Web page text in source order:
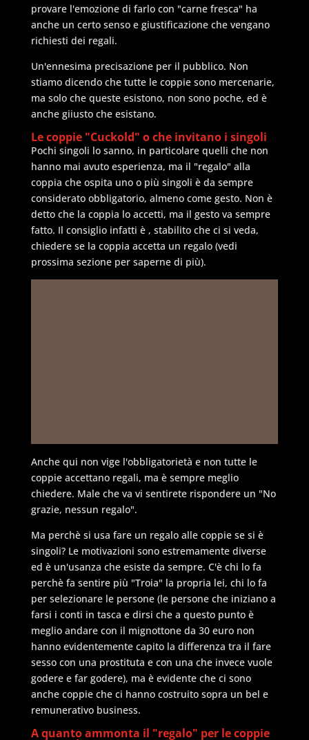
provare l'emozione di farlo con "carne fresca" ha
anche un certo senso e giustificazione che vengano
richiesti dei regali.
Un'ennesima precisazione per il pubblico. Non
stiamo dicendo che tutte le coppie sono mercenarie,
ma solo che queste esistono, non sono poche, ed è
anche giiusto che esistano.
Le coppie "Cuckold" o che invitano i singoli
Pochi singoli lo sanno, in particolare quelli che non
hanno mai avuto esperienza, ma il "regalo" alla
coppia che ospita uno o più singoli è da sempre
considerato obbligatorio, almeno come gesto. Non è
detto che la coppia lo accetti, ma il gesto va sempre
fatto. Il consiglio infatti è , stabilito che ci si veda,
chiedere se la coppia accetta un regalo (vedi
prossima sezione per saperne di più).
Anche qui non vige l'obbligatorietà e non tutte le
coppie accettano regali, ma è sempre meglio
chiedere. Male che va vi sentirete rispondere un "No
grazie, nessun regalo".
Ma perchè si usa fare un regalo alle coppie se si è
singoli? Le motivazioni sono estremamente diverse
ed è un'usanza che esiste da sempre. C'è chi lo fa
perchè fa sentire più "Troia" la propria lei, chi lo fa
per selezionare le persone (le persone che iniziano a
farsi i conti in tasca e dirsi che a questo punto è
meglio andare con il mignottone da 30 euro non
hanno evidentemente capito la differenza tra il fare
sesso con una prostituta e con una che invece vuole
godere e far godere), ma è evidente che ci sono
anche coppie che ci hanno costruito sopra un bel e
remunerativo business.
A quanto ammonta il "regalo" per le coppie